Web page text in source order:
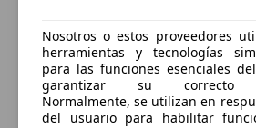
Guardar
Nosotros o estos proveedores
herramientas y tecnologías
para las funciones esenciales
garantizar su correcto
Normalmente, se utilizan en
del usuario para habilitar